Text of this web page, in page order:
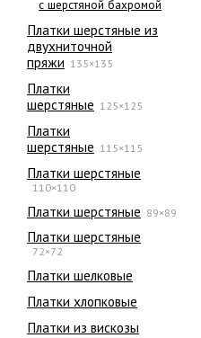
с шерстяной бахромой
Платки шерстяные из
двухниточной
пряжи 135×135
Платки
шерстяные 125×125
Платки
шерстяные 115×115
Платки шерстяные
110×110
Платки шерстяные 89×89
Платки шерстяные
72×72
Платки шелковые
Платки хлопковые
Платки из вискозы